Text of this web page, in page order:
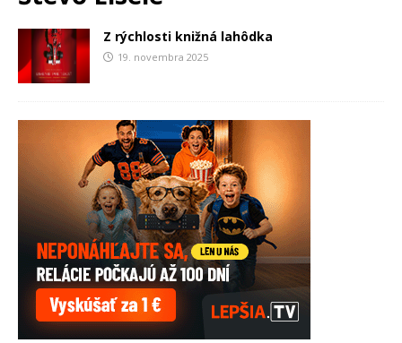
Z rýchlosti knižná lahôdka
19. novembra 2025